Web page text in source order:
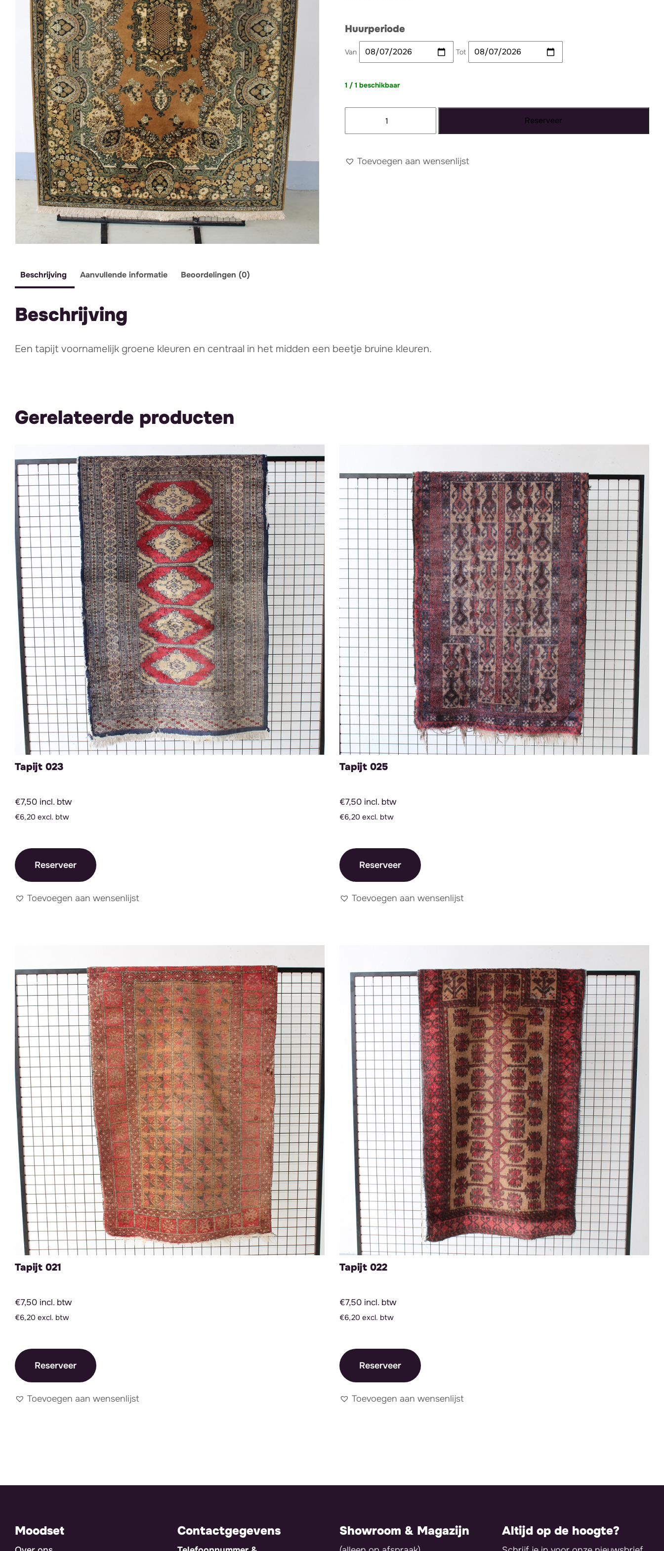
Huurperiode
Van Tot
1 / 1 beschikbaar
XXL
Reserveer
Toevoegen aan wensenlijst
Beschrijving Aanvullende informatie Beoordelingen (0)
Beschrijving
Een tapijt voornamelijk groene kleuren en centraal in het midden een beetje bruine kleuren.
Gerelateerde producten
Tapijt 023
€7,50 incl. btw
€6,20 excl. btw
Reserveer
Toevoegen aan wensenlijst
Tapijt 025
€7,50 incl. btw
€6,20 excl. btw
Reserveer
Toevoegen aan wensenlijst
Tapijt 021
€7,50 incl. btw
€6,20 excl. btw
Reserveer
Toevoegen aan wensenlijst
Tapijt 022
€7,50 incl. btw
€6,20 excl. btw
Reserveer
Toevoegen aan wensenlijst
Moodset Contactgegevens Showroom & Magazijn Altijd op de hoogte?